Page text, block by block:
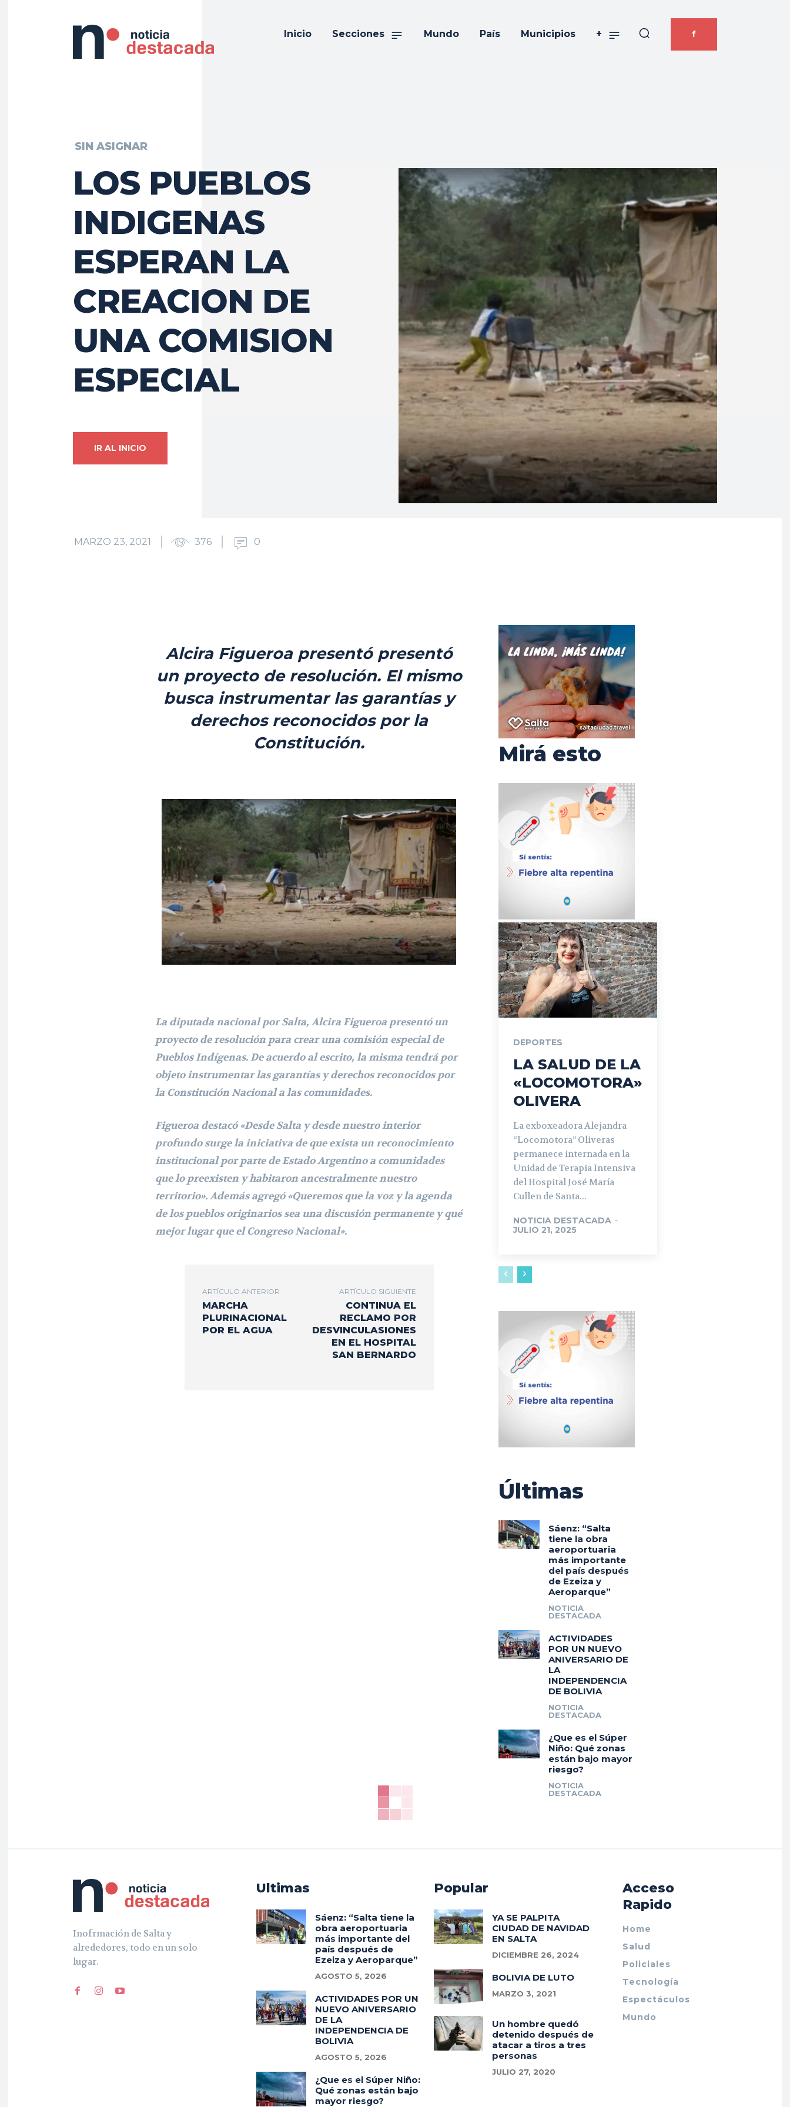
Inicio Secciones Mundo País Municipios + f
SIN ASIGNAR
LOS PUEBLOS
INDIGENAS
ESPERAN LA
CREACION DE
UNA COMISION
ESPECIAL
IR AL INICIO
MARZO 23, 2021 376 0
Alcira Figueroa presentó presentó
un proyecto de resolución. El mismo
busca instrumentar las garantías y
derechos reconocidos por la
Constitución.
La diputada nacional por Salta, Alcira Figueroa presentó un
proyecto de resolución para crear una comisión especial de
Pueblos Indígenas. De acuerdo al escrito, la misma tendrá por
objeto instrumentar las garantías y derechos reconocidos por
la Constitución Nacional a las comunidades.
Figueroa destacó «Desde Salta y desde nuestro interior
profundo surge la iniciativa de que exista un reconocimiento
institucional por parte de Estado Argentino a comunidades
que lo preexisten y habitaron ancestralmente nuestro
territorio». Además agregó «Queremos que la voz y la agenda
de los pueblos originarios sea una discusión permanente y qué
mejor lugar que el Congreso Nacional».
ARTÍCULO ANTERIOR
MARCHA
PLURINACIONAL
POR EL AGUA
ARTÍCULO SIGUIENTE
CONTINUA EL
RECLAMO POR
DESVINCULASIONES
EN EL HOSPITAL
SAN BERNARDO
Mirá esto
DEPORTES
LA SALUD DE LA
«LOCOMOTORA»
OLIVERA
La exboxeadora Alejandra
“Locomotora” Oliveras
permanece internada en la
Unidad de Terapia Intensiva
del Hospital José María
Cullen de Santa...
NOTICIA DESTACADA -
JULIO 21, 2025
Últimas
Sáenz: “Salta
tiene la obra
aeroportuaria
más importante
del país después
de Ezeiza y
Aeroparque”
NOTICIA
DESTACADA
ACTIVIDADES
POR UN NUEVO
ANIVERSARIO DE
LA
INDEPENDENCIA
DE BOLIVIA
NOTICIA
DESTACADA
¿Que es el Súper
Niño: Qué zonas
están bajo mayor
riesgo?
NOTICIA
DESTACADA
Inofrmación de Salta y
alrededores, todo en un solo
lugar.
Ultimas
Sáenz: “Salta tiene la
obra aeroportuaria
más importante del
país después de
Ezeiza y Aeroparque”
AGOSTO 5, 2026
ACTIVIDADES POR UN
NUEVO ANIVERSARIO
DE LA
INDEPENDENCIA DE
BOLIVIA
AGOSTO 5, 2026
¿Que es el Súper Niño:
Qué zonas están bajo
mayor riesgo?
Popular
YA SE PALPITA
CIUDAD DE NAVIDAD
EN SALTA
DICIEMBRE 26, 2024
BOLIVIA DE LUTO
MARZO 3, 2021
Un hombre quedó
detenido después de
atacar a tiros a tres
personas
JULIO 27, 2020
Acceso
Rapido
Home
Salud
Policiales
Tecnología
Espectáculos
Mundo